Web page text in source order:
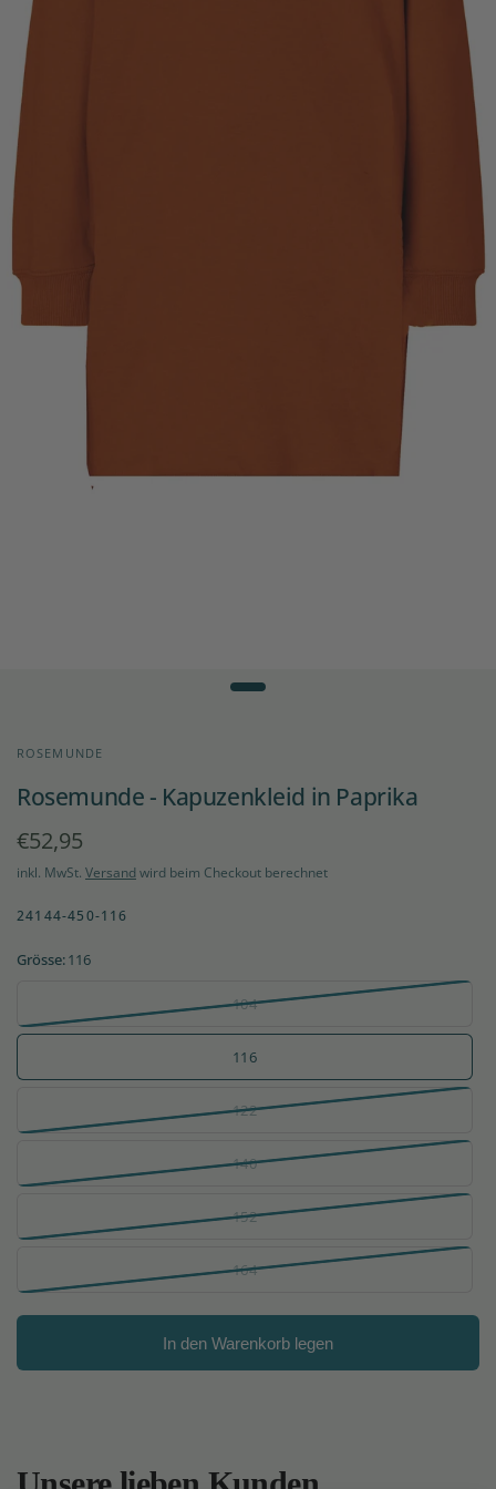
ROSEMUNDE
Rosemunde - Kapuzenkleid in Paprika
€52,95
inkl. MwSt. Versand wird beim Checkout berechnet
24144-450-116
Grösse:116
104
116
122
140
152
164
In den Warenkorb legen